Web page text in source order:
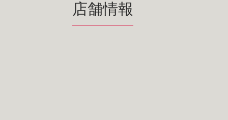
店舗情報